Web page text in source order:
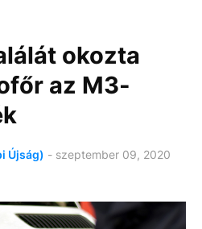
okozta
az M3-
Újság) - szeptember 09, 2020